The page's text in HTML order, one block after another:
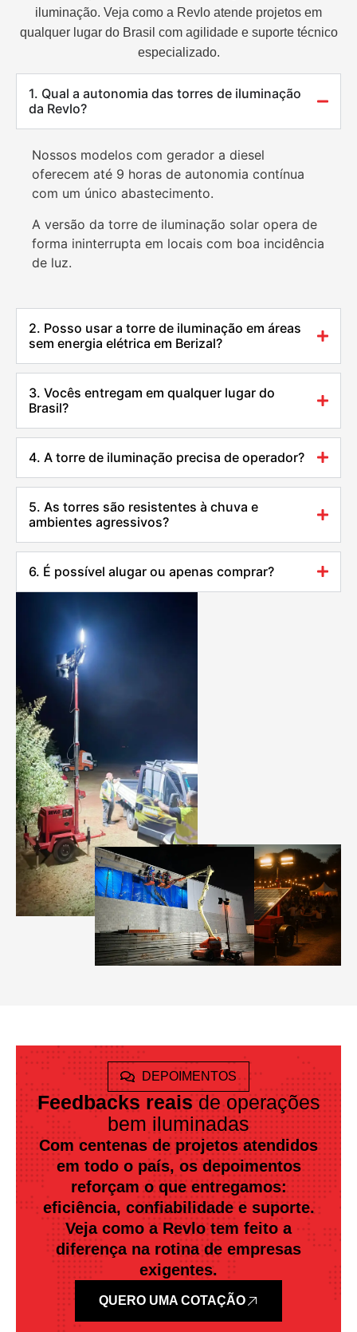
iluminação. Veja como a Revlo atende projetos em
qualquer lugar do Brasil com agilidade e suporte técnico
especializado.
1. Qual a autonomia das torres de iluminação
da Revlo?
Nossos modelos com gerador a diesel
oferecem até 9 horas de autonomia contínua
com um único abastecimento.
A versão da torre de iluminação solar opera de
forma ininterrupta em locais com boa incidência
de luz.
2. Posso usar a torre de iluminação em áreas
sem energia elétrica em Berizal?
3. Vocês entregam em qualquer lugar do
Brasil?
4. A torre de iluminação precisa de operador?
5. As torres são resistentes à chuva e
ambientes agressivos?
6. É possível alugar ou apenas comprar?
DEPOIMENTOS
Feedbacks reaisde operações
bem iluminadas
Com centenas de projetos atendidos
em todo o país, os depoimentos
reforçam o que entregamos:
eficiência, confiabilidade e suporte.
Veja como a Revlo tem feito a
diferença na rotina de empresas
exigentes.
QUERO UMA COTAÇÃO